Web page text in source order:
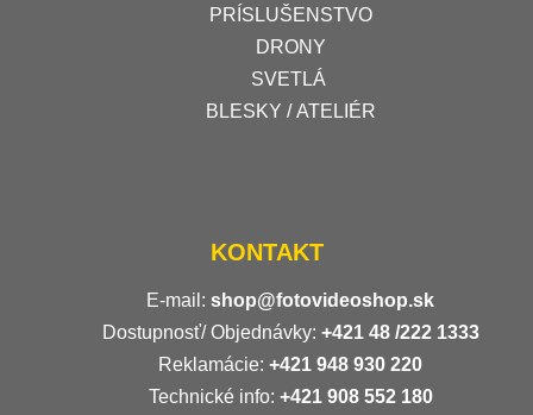
PRÍSLUŠENSTVO
DRONY
SVETLÁ
BLESKY / ATELIÉR
KONTAKT
E-mail: shop@fotovideoshop.sk
Dostupnosť/ Objednávky: +421 48 /222 1333
Reklamácie: +421 948 930 220
Technické info: +421 908 552 180